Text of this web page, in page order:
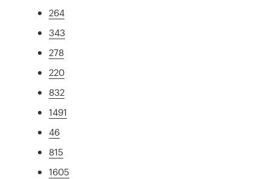
264
343
278
220
832
1491
46
815
1605